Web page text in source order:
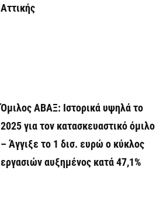
Αττικής
Όμιλος ΑΒΑΞ: Ιστορικά υψηλά το
2025 για τον κατασκευαστικό όμιλο
– Άγγιξε το 1 δισ. ευρώ ο κύκλος
εργασιών αυξημένος κατά 47,1%